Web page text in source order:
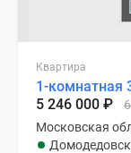
Квартира
1-комнатная
5 246 000 ₽
Московская